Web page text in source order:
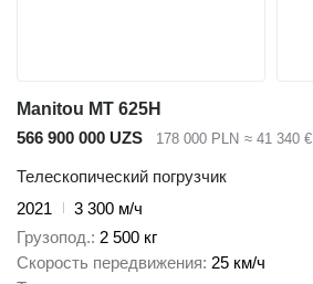
Manitou MT 625H
566 900 000 UZS
178 000 PLN ≈ 41 340 €
Телескопический погрузчик
2021
3 300 м/ч
Грузопод. 2 500 кг
Скорость передвижения 25 км/ч